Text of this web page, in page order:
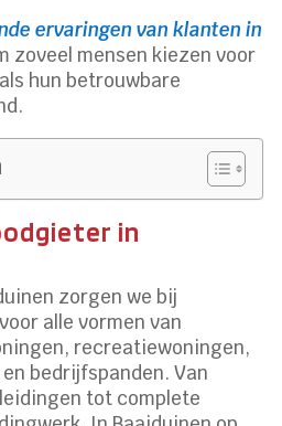
ervaringen van klanten in
zoveel mensen kiezen voor
hun betrouwbare
in
zorgen we bij
alle vormen van
recreatiewoningen,
bedrijfspanden. Van
tot complete